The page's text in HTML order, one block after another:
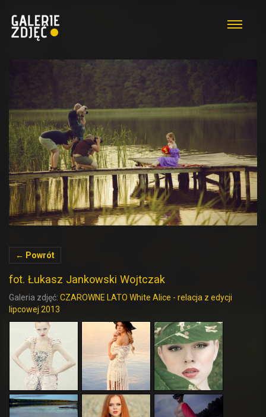
← Powrót
fot. Łukasz Jankowski Wojtczak
Galeria zdjęć: CZAROWNE LATO White Alice - relacja z edycji
lipcowej 2013